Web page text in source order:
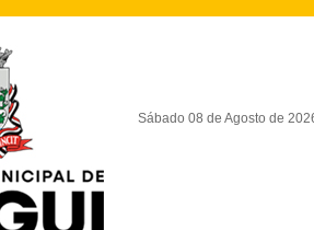
Sábado 08 de Agosto de